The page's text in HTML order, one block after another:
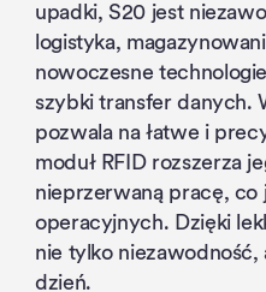
upadki, S20 jest
logistyka,
nowoczesne
szybki transfer danych.
pozwala na łatwe i
moduł RFID rozszerza
nieprzerwaną pracę,
operacyjnych. Dzięki
nie tylko
dzień.